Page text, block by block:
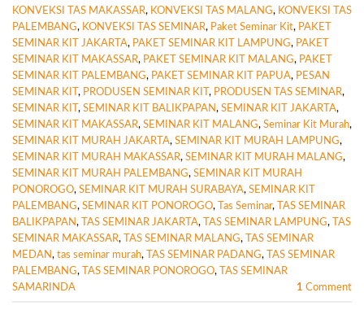
KONVEKSI TAS MAKASSAR, KONVEKSI TAS MALANG, KONVEKSI TAS
PALEMBANG, KONVEKSI TAS SEMINAR, Paket Seminar Kit, PAKET
SEMINAR KIT JAKARTA, PAKET SEMINAR KIT LAMPUNG, PAKET
SEMINAR KIT MAKASSAR, PAKET SEMINAR KIT MALANG, PAKET
SEMINAR KIT PALEMBANG, PAKET SEMINAR KIT PAPUA, PESAN
SEMINAR KIT , PRODUSEN SEMINAR KIT , PRODUSEN TAS SEMINAR,
SEMINAR KIT , SEMINAR KIT BALIKPAPAN, SEMINAR KIT JAKARTA,
SEMINAR KIT MAKASSAR, SEMINAR KIT MALANG, Seminar Kit Murah,
SEMINAR KIT MURAH JAKARTA, SEMINAR KIT MURAH LAMPUNG,
SEMINAR KIT MURAH MAKASSAR, SEMINAR KIT MURAH MALANG,
SEMINAR KIT MURAH PALEMBANG, SEMINAR KIT MURAH
PONOROGO, SEMINAR KIT MURAH SURABAYA, SEMINAR KIT
PALEMBANG, SEMINAR KIT PONOROGO, Tas Seminar,
TAS SEMINAR
BALIKPAPAN, TAS SEMINAR JAKARTA, TAS SEMINAR LAMPUNG,
TAS
SEMINAR MAKASSAR, TAS SEMINAR MALANG,
TAS SEMINAR
MEDAN, tas seminar murah, TAS SEMINAR PADANG,
TAS SEMINAR
PALEMBANG, TAS SEMINAR PONOROGO,
TAS SEMINAR
SAMARINDA
1 Comment